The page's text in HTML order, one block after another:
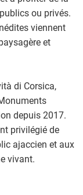
ou privés.
viennent
et
di Corsica,
depuis 2017.
privilégié de
ajaccien et aux
vivant.